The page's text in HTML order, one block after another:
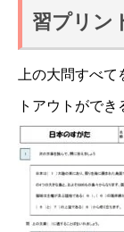
習プリン
上の大問すべて
トアウトができ